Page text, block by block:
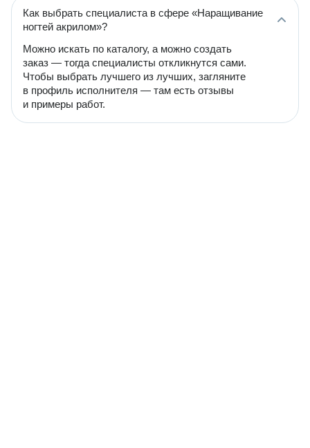
Как выбрать специалиста в сфере «Наращивание
ногтей акрилом»?
Можно искать по каталогу, а можно создать
заказ — тогда специалисты откликнутся сами.
Чтобы выбрать лучшего из лучших, загляните
в профиль исполнителя — там есть отзывы
и примеры работ.